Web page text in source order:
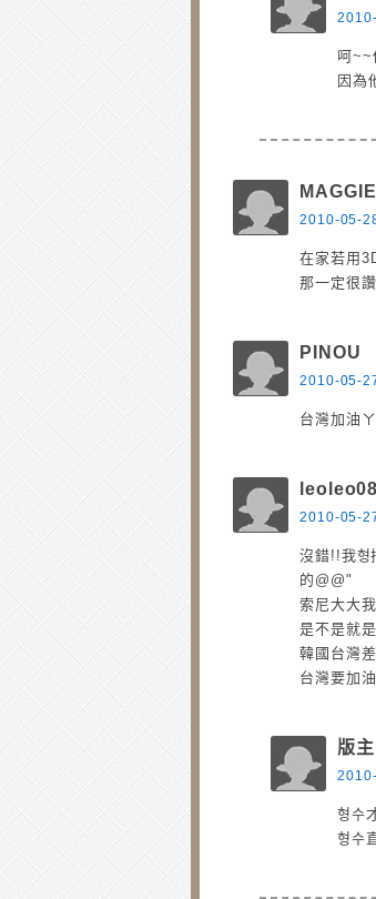
呵~~
因為
2010-05-
在家若用
那一定很讚
PINOU
2010-05-
台灣加油
2010-05-
沒錯!!我형
的@@"
索尼大大
是不是就
韓國台灣
台灣要加
版主
형수
형수